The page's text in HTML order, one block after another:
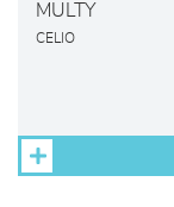
MULTY
CELIO